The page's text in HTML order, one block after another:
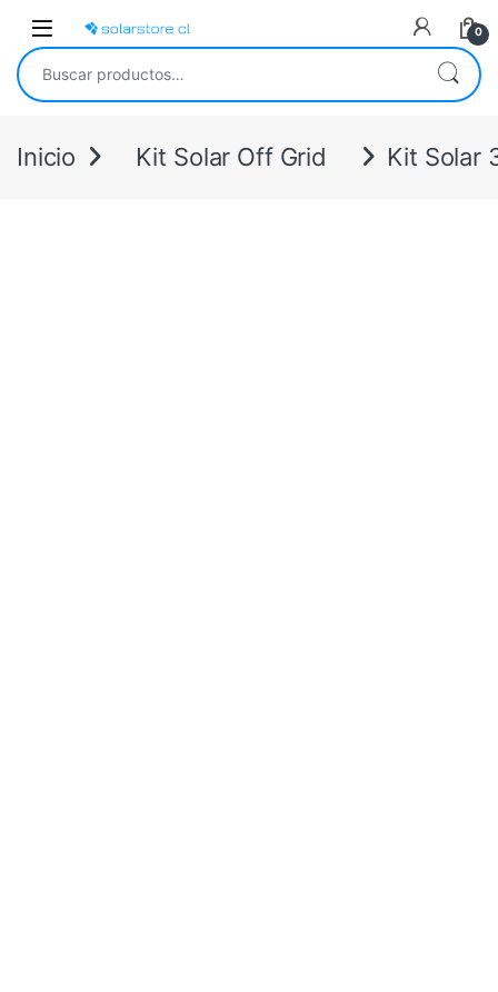
Open 0
Buscar por:
Inicio Kit Solar Off Grid Kit Solar